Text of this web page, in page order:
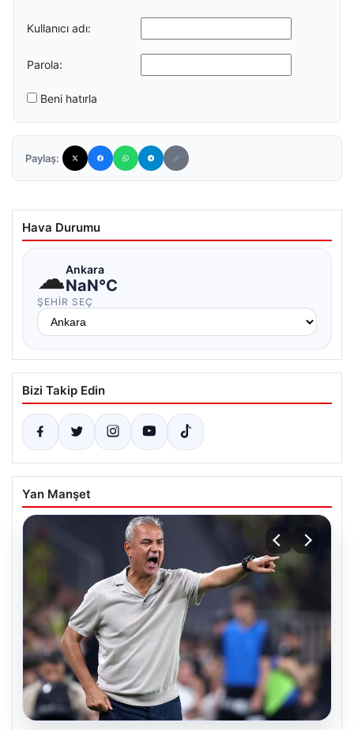
Kullanıcı adı:
Parola:
Beni hatırla
Paylaş:
Hava Durumu
☁Ankara
NaN°C
ŞEHIR SEÇ
Bizi Takip Edin
Yan Manşet